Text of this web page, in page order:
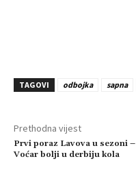
TAGOVI odbojka sapna
Prethodna vijest
Prvi poraz Lavova u sezoni –
Voćar bolji u derbiju kola